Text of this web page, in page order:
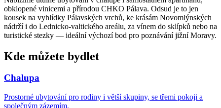
obklopené vinicemi a přírodou CHKO Pálava. Odsud je to jen
kousek na vyhlídky Pálavských vrchů, ke krásám Novomlýnských
nádrží i do Lednicko-valtického areálu, za vínem do sklípků nebo na
turistické stezky — ideální výchozí bod pro poznávání jižní Moravy.
Kde můžete bydlet
Chalupa
Prostorné ubytování pro rodiny i větší skupiny, se třemi pokoji a
společným zázemím.